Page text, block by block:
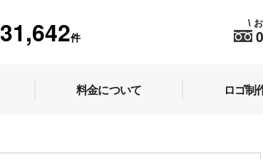
31,642件
\
料金について ロゴ制